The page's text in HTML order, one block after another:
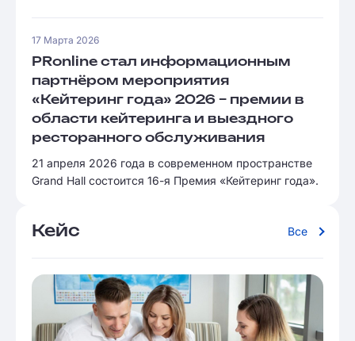
17 Марта 2026
PRonline стал информационным
партнёром мероприятия
«Кейтеринг года» 2026 – премии в
области кейтеринга и выездного
ресторанного обслуживания
21 апреля 2026 года в современном пространстве
Grand Hall состоится 16-я Премия «Кейтеринг года».
Кейс Все